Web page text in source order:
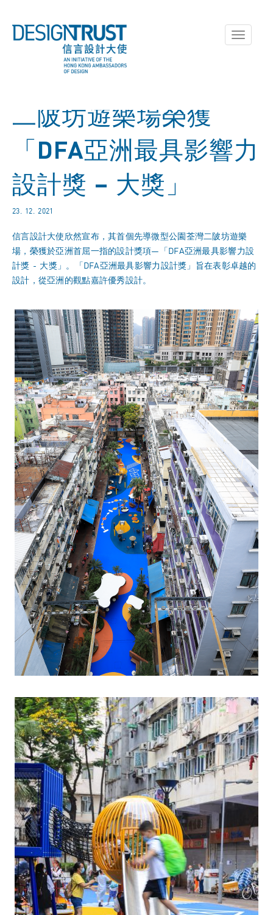
Toggle
二陂坊遊樂場榮獲
「DFA亞洲最具影響力
設計獎 – 大獎」
23. 12. 2021
信言設計大使欣然宣布，其首個先導微型公園荃灣二陂坊遊樂
場，榮獲於亞洲首屈一指的設計獎項—「DFA亞洲最具影響力設
計獎 - 大獎」。「DFA亞洲最具影響力設計獎」旨在表彰卓越的
設計，從亞洲的觀點嘉許優秀設計。